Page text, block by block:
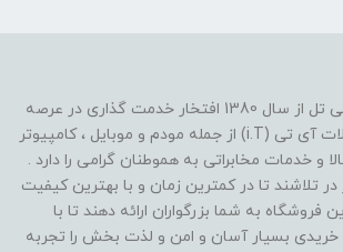
فروشگاه موبایل آی تی تل از سال 1380 افتخار خدمت گذاری در عرصه
تولید و توزیع محصولات آی تی (i.T) از جمله مودم و موبایل ، کامپیوتر
و خدمات مخابراتی به هموطنان گرامی را دارد .
در تلاشند تا در کمترین زمان و با بهترین کیفیت
فروشگاه به شما بزرگواران ارائه دهند تا با
خریدی بسیار آسان و امن و لذت بخش را تجربه